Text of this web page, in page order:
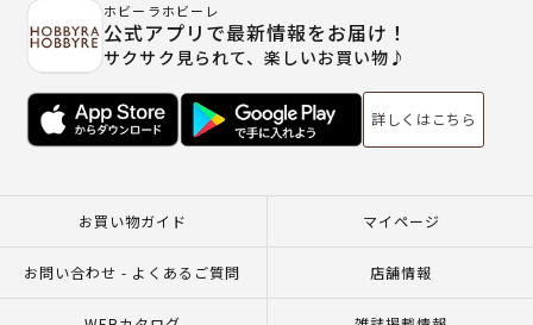
ホビーラホビーレ
公式アプリで最新情報をお届け！
サクサク見られて、楽しいお買い物♪
詳しくはこちら
お買い物ガイド マイページ
お問い合わせ - よくあるご質問 店舗情報